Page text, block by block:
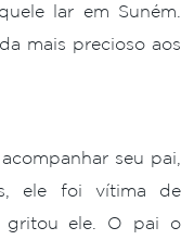
lar em Suném.
mais precioso aos
seu pai,
ele foi vítima de
gritou ele. O pai o